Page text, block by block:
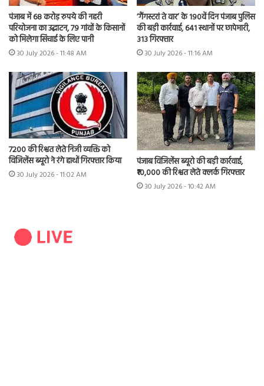
पंजाब में 68 करोड़ रुपये की नहरी
परियोजना का उद्घाटन, 79 गांवों के किसानों
को मिलेगा सिंचाई के लिए पानी
30 July 2026 - 11:48 AM
‘गैंगस्टरां ते वार’ के 190वें दिन पंजाब पुलिस
की बड़ी कार्रवाई, 641 स्थानों पर छापेमारी,
313 गिरफ्तार
30 July 2026 - 11:16 AM
7200 की रिश्वत लेते निजी व्यक्ति को
विजिलेंस ब्यूरो ने रंगे हाथों गिरफ्तार किया
30 July 2026 - 11:02 AM
पंजाब विजिलेंस ब्यूरो की बड़ी कार्रवाई,
₹10,000 की रिश्वत लेते क्लर्क गिरफ्तार
30 July 2026 - 10:42 AM